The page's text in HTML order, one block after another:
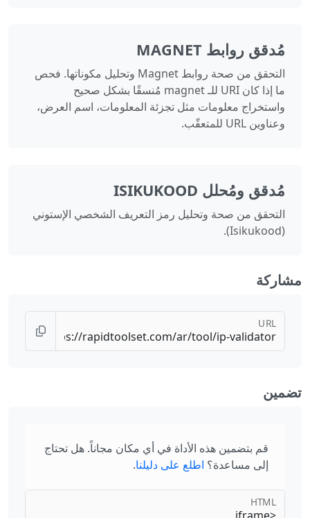
مُدقق روابط MAGNET
التحقق من صحة روابط Magnet وتحليل مكوناتها. فحص
ما إذا كان URI للـ magnet مُنسقًا بشكل صحيح
واستخراج معلومات مثل تجزئة المعلومات، اسم العرض،
وعناوين URL للمتعقّب.
مُدقق ومُحلل ISIKUKOOD
التحقق من صحة وتحليل رمز التعريف الشخصي الإستوني
(Isikukood).
مشاركة
URL
تضمين
قم بتضمين هذه الأداة في أي مكان مجاناً. هل تحتاج
إلى مساعدة؟ اطلع على دليلنا.
HTML